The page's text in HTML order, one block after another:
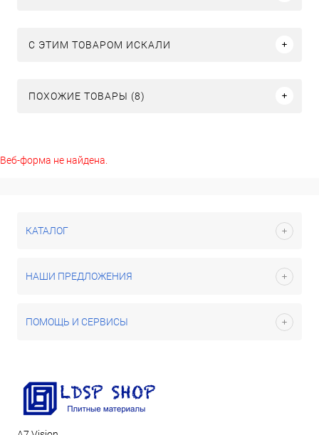
C ЭТИМ ТОВАРОМ ИСКАЛИ
ПОХОЖИЕ ТОВАРЫ (8)
Веб-форма не найдена.
КАТАЛОГ
НАШИ ПРЕДЛОЖЕНИЯ
ПОМОЩЬ И СЕРВИСЫ